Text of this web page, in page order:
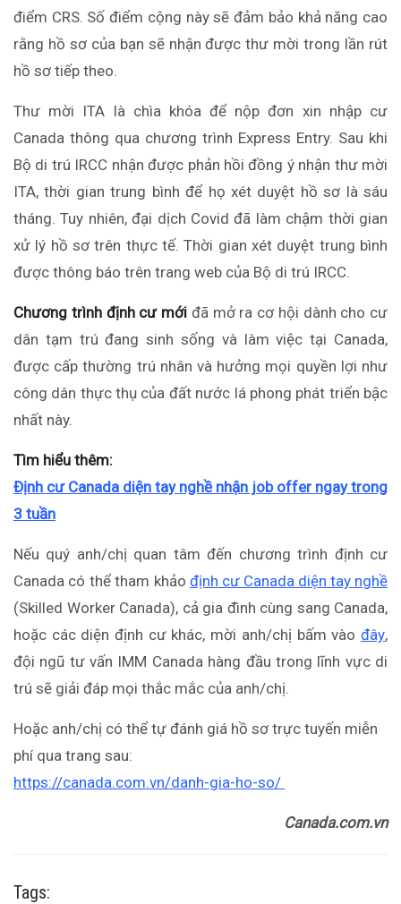
điểm CRS. Số điểm cộng này sẽ đảm bảo khả năng cao
rằng hồ sơ của bạn sẽ nhận được thư mời trong lần rút
hồ sơ tiếp theo.
Thư mời ITA là chìa khóa để nộp đơn xin nhập cư
Canada thông qua chương trình Express Entry. Sau khi
Bộ di trú IRCC nhận được phản hồi đồng ý nhận thư mời
ITA, thời gian trung bình để họ xét duyệt hồ sơ là sáu
tháng. Tuy nhiên, đại dịch Covid đã làm chậm thời gian
xử lý hồ sơ trên thực tế. Thời gian xét duyệt trung bình
được thông báo trên trang web của Bộ di trú IRCC.
Chương trình định cư mới đã mở ra cơ hội dành cho cư
dân tạm trú đang sinh sống và làm việc tại Canada,
được cấp thường trú nhân và hưởng mọi quyền lợi như
công dân thực thụ của đất nước lá phong phát triển bậc
nhất này.
Tìm hiểu thêm:
Định cư Canada diện tay nghề nhận job offer ngay trong
3 tuần
Nếu quý anh/chị quan tâm đến chương trình định cư
Canada có thể tham khảo định cư Canada diện tay nghề
(Skilled Worker Canada), cả gia đình cùng sang Canada,
hoặc các diện định cư khác, mời anh/chị bấm vào đây,
đội ngũ tư vấn IMM Canada hàng đầu trong lĩnh vực di
trú sẽ giải đáp mọi thắc mắc của anh/chị.
Hoặc anh/chị có thể tự đánh giá hồ sơ trực tuyến miễn
phí qua trang sau:
https://canada.com.vn/danh-gia-ho-so/
Canada.com.vn
Tags: